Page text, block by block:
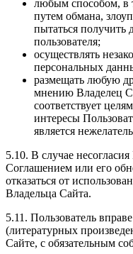
любым способом, в
путем обмана,
пытаться получить
пользователя;
осуществлять
персональных
размещать любую
мнению Владелец
соответствует
интересы
является
5.10. В случае
Соглашением или его
отказаться от
Владельца Сайта.
5.11. Пользователь
(литературных
Сайте, с обязательным